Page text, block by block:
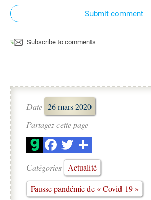
Submit comment
Subscribe to comments
Date 26 mars 2020
Partagez cette page
Catégories Actualité
Fausse pandémie de « Covid-19 »